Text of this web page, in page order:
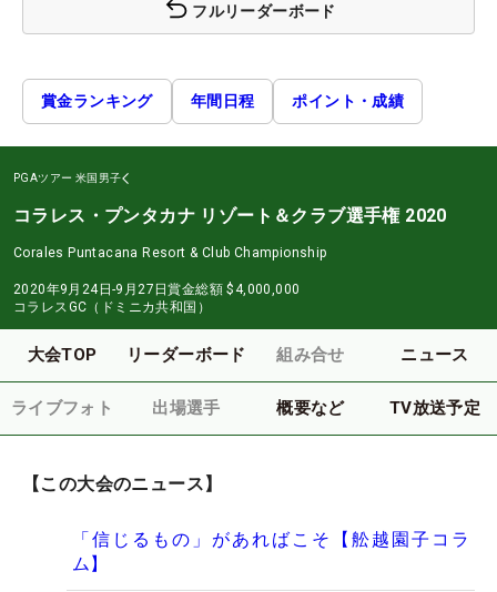
フルリーダーボード
賞金ランキング 年間日程 ポイント・成績
PGAツアー 米国男子
コラレス・プンタカナ リゾート＆クラブ選手権 2020
Corales Puntacana Resort & Club Championship
2020年9月24日-9月27日賞金総額 $4,000,000
コラレスGC（ドミニカ共和国）
大会TOP リーダーボード 組み合せ ニュース
ライブフォト 出場選手 概要など TV放送予定
【この大会のニュース】
「信じるもの」があればこそ【舩越園子コラ
ム】